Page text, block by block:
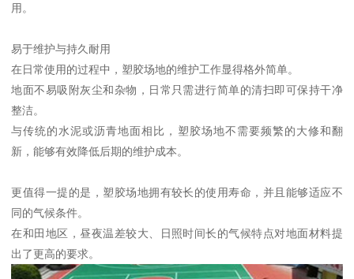
用。
易于维护与持久耐用
在日常使用的过程中，塑胶场地的维护工作显得格外简单。
地面不易吸附灰尘和杂物，日常只需进行简单的清扫即可保持干净
整洁。
与传统的水泥或沥青地面相比，塑胶场地不需要频繁的大修和翻
新，能够有效降低后期的维护成本。
更值得一提的是，塑胶场地拥有较长的使用寿命，并且能够适应不
同的气候条件。
在和田地区，昼夜温差较大、日照时间长的气候特点对地面材料提
出了更高的要求。